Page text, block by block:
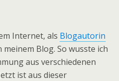
Internet, als Blogautorin
Blog. So wusste ich
aus verschiedenen
ist aus dieser